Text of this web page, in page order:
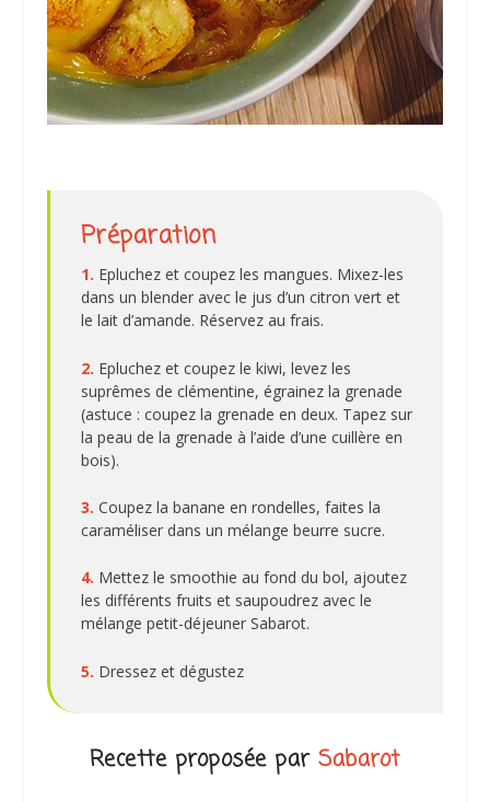
Préparation
1. Epluchez et coupez les mangues. Mixez-les
dans un blender avec le jus d’un citron vert et
le lait d’amande. Réservez au frais.
2. Epluchez et coupez le kiwi, levez les
suprêmes de clémentine, égrainez la grenade
(astuce : coupez la grenade en deux. Tapez sur
la peau de la grenade à l’aide d’une cuillère en
bois).
3. Coupez la banane en rondelles, faites la
caraméliser dans un mélange beurre sucre.
4. Mettez le smoothie au fond du bol, ajoutez
les différents fruits et saupoudrez avec le
mélange petit-déjeuner Sabarot.
5. Dressez et dégustez
Recette proposée parSabarot